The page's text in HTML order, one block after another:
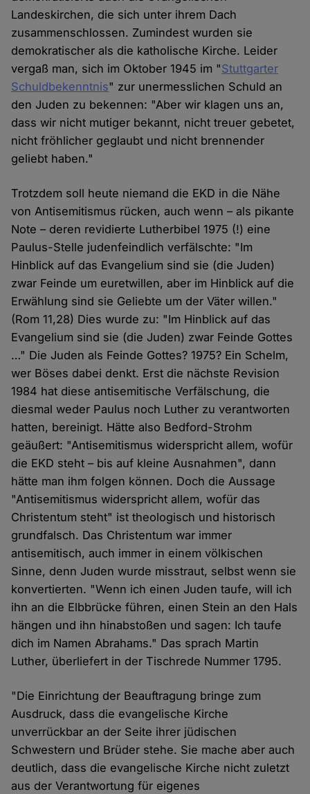
Landeskirchen, die sich unter ihrem Dach
zusammenschlossen. Zumindest wurden sie
demokratischer als die katholische Kirche. Leider
vergaß man, sich im Oktober 1945 im "Stuttgarter
Schuldbekenntnis" zur unermesslichen Schuld an
den Juden zu bekennen: "Aber wir klagen uns an,
dass wir nicht mutiger bekannt, nicht treuer gebetet,
nicht fröhlicher geglaubt und nicht brennender
geliebt haben."
Trotzdem soll heute niemand die EKD in die Nähe
von Antisemitismus rücken, auch wenn – als pikante
Note – deren revidierte Lutherbibel 1975 (!) eine
Paulus-Stelle judenfeindlich verfälschte: "Im
Hinblick auf das Evangelium sind sie (die Juden)
zwar Feinde um euretwillen, aber im Hinblick auf die
Erwählung sind sie Geliebte um der Väter willen."
(Rom 11,28) Dies wurde zu: "Im Hinblick auf das
Evangelium sind sie (die Juden) zwar Feinde Gottes
…" Die Juden als Feinde Gottes? 1975? Ein Schelm,
wer Böses dabei denkt. Erst die nächste Revision
1984 hat diese antisemitische Verfälschung, die
diesmal weder Paulus noch Luther zu verantworten
hatten, bereinigt. Hätte also Bedford-Strohm
geäußert: "Antisemitismus widerspricht allem, wofür
die EKD steht – bis auf kleine Ausnahmen", dann
hätte man ihm folgen können. Doch die Aussage
"Antisemitismus widerspricht allem, wofür das
Christentum steht" ist theologisch und historisch
grundfalsch. Das Christentum war immer
antisemitisch, auch immer in einem völkischen
Sinne, denn Juden wurde misstraut, selbst wenn sie
konvertierten. "Wenn ich einen Juden taufe, will ich
ihn an die Elbbrücke führen, einen Stein an den Hals
hängen und ihn hinabstoßen und sagen: Ich taufe
dich im Namen Abrahams." Das sprach Martin
Luther, überliefert in der Tischrede Nummer 1795.
"Die Einrichtung der Beauftragung bringe zum
Ausdruck, dass die evangelische Kirche
unverrückbar an der Seite ihrer jüdischen
Schwestern und Brüder stehe. Sie mache aber auch
deutlich, dass die evangelische Kirche nicht zuletzt
aus der Verantwortung für eigenes